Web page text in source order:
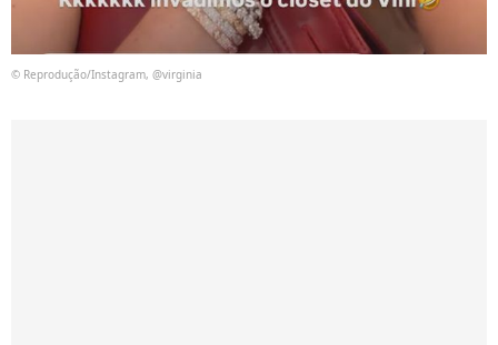
© Reprodução/Instagram, @virginia